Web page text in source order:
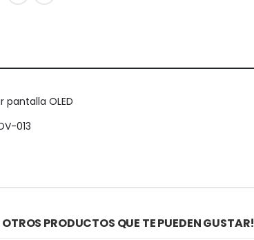
pantalla OLED
013
PRODUCTOS QUE TE PUEDEN GUSTAR!